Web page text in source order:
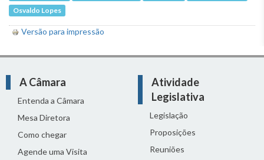
Osvaldo Lopes
Versão para impressão
A Câmara
Entenda a Câmara
Mesa Diretora
Como chegar
Agende uma Visita
Atividade
Legislativa
Legislação
Proposições
Reuniões